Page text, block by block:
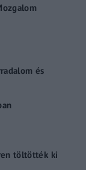
és
töltötték ki